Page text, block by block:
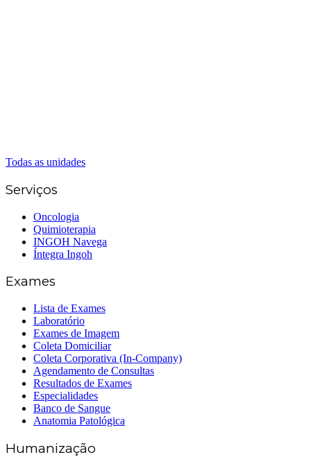
Todas as unidades
Serviços
Oncologia
Quimioterapia
INGOH Navega
Íntegra Ingoh
Exames
Lista de Exames
Laboratório
Exames de Imagem
Coleta Domiciliar
Coleta Corporativa (In-Company)
Agendamento de Consultas
Resultados de Exames
Especialidades
Banco de Sangue
Anatomia Patológica
Humanização